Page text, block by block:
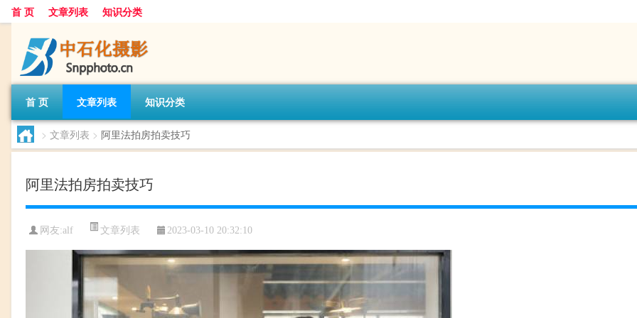
首 页 文章列表 知识分类
首 页 文章列表 知识分类
> 文章列表 > 阿里法拍房拍卖技巧
阿里法拍房拍卖技巧
网友:alf 文章列表 2023-03-10 20:32:10